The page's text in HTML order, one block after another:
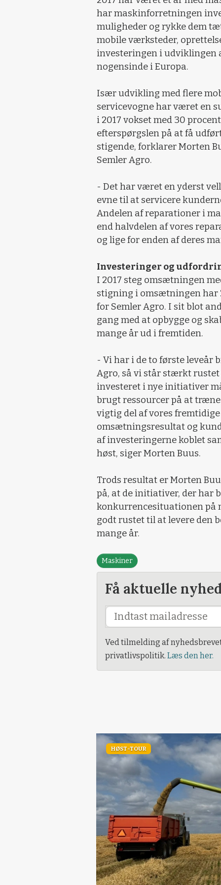
har maskinforretningen
muligheder og rykke dem
mobile værksteder,
investeringen i udviklingen
nogensinde i Europa.
Især udvikling med flere
servicevogne har været en
i 2017 vokset med 30
efterspørgslen på at få
stigende, forklarer Morten
Semler Agro.
- Det har været en yderst
evne til at servicere
Andelen af reparationer i
end halvdelen af vores
og lige for enden af deres
Investeringer og
I 2017 steg omsætningen
stigning i omsætningen har
for Semler Agro. I sit blot
gang med at opbygge og
mange år ud i fremtiden.
- Vi har i de to første leveår
Agro, så vi står stærkt
investeret i nye initiativer
brugt ressourcer på at
vigtig del af vores
omsætningsresultat og
af investeringerne koblet
høst, siger Morten Buus.
Trods resultat er Morten
på, at de initiativer, der har
konkurrencesituationen på
godt rustet til at levere den
mange år.
Maskiner
Få aktuelle
Ved tilmelding af
privatlivspolitik. Læs den her.
HØST-TOUR